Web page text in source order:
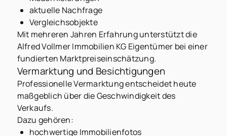
aktuelle Nachfrage
Vergleichsobjekte
Mit mehreren Jahren Erfahrung unterstützt die
Alfred Vollmer Immobilien KG Eigentümer bei einer
fundierten Marktpreiseinschätzung.
Vermarktung und Besichtigungen
Professionelle Vermarktung entscheidet heute
maßgeblich über die Geschwindigkeit des
Verkaufs.
Dazu gehören:
hochwertige Immobilienfotos